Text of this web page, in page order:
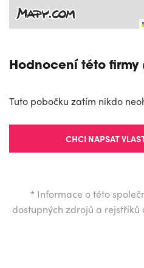
Hodnocení této firmy
Tuto pobočku zatím nikdo
CHCI NAPSAT
* Informace o této
dostupných zdrojů a